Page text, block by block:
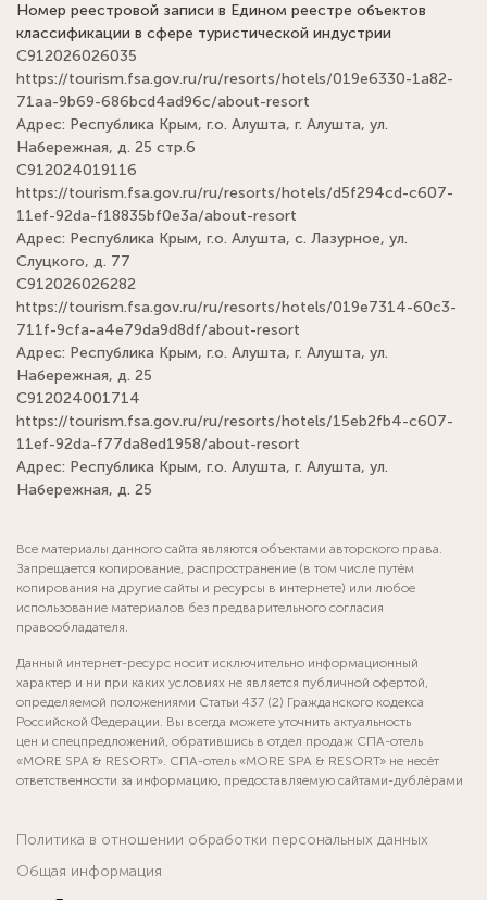
Номер реестровой записи в Едином реестре объектов
классификации в сфере туристической индустрии
С912026026035
https://tourism.fsa.gov.ru/ru/resorts/hotels/019e6330-1a82-
71aa-9b69-686bcd4ad96c/about-resort
Адрес: Республика Крым, г.о. Алушта, г. Алушта, ул.
Набережная, д. 25 стр.6
С912024019116
https://tourism.fsa.gov.ru/ru/resorts/hotels/d5f294cd-c607-
11ef-92da-f18835bf0e3a/about-resort
Адрес: Республика Крым, г.о. Алушта, с. Лазурное, ул.
Слуцкого, д. 77
С912026026282
https://tourism.fsa.gov.ru/ru/resorts/hotels/019e7314-60c3-
711f-9cfa-a4e79da9d8df/about-resort
Адрес: Республика Крым, г.о. Алушта, г. Алушта, ул.
Набережная, д. 25
С912024001714
https://tourism.fsa.gov.ru/ru/resorts/hotels/15eb2fb4-c607-
11ef-92da-f77da8ed1958/about-resort
Адрес: Республика Крым, г.о. Алушта, г. Алушта, ул.
Набережная, д. 25
Все материалы данного сайта являются объектами авторского права.
Запрещается копирование, распространение (в том числе путём
копирования на другие сайты и ресурсы в интернете) или любое
использование материалов без предварительного согласия
правообладателя.
Данный интернет-ресурс носит исключительно информационный
характер и ни при каких условиях не является публичной офертой,
определяемой положениями Статьи 437 (2) Гражданского кодекса
Российской Федерации. Вы всегда можете уточнить актуальность
цен и спецпредложений, обратившись в отдел продаж СПА-отель
«MORE SPA & RESORT». СПА-отель «MORE SPA & RESORT» не несёт
ответственности за информацию, предоставляемую сайтами-дублёрами
Политика в отношении обработки персональных данных
Общая информация